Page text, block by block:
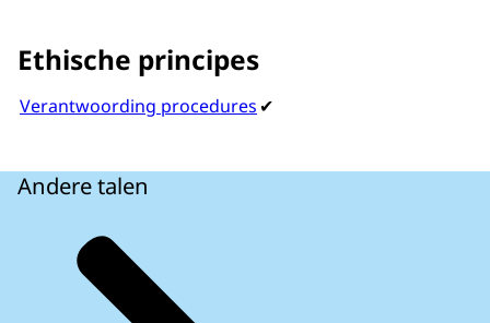
Ethische principes
Verantwoording procedures ✔
Andere talen